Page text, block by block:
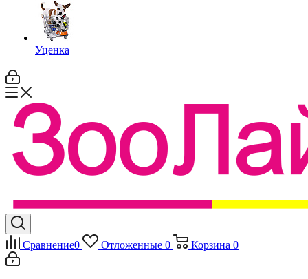
Уценка
Сравнение0 Отложенные 0 Корзина 0